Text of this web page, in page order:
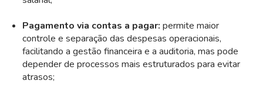
Pagamento via contas a pagar: permite maior
controle e separação das despesas operacionais,
facilitando a gestão financeira e a auditoria, mas pode
depender de processos mais estruturados para evitar
atrasos;